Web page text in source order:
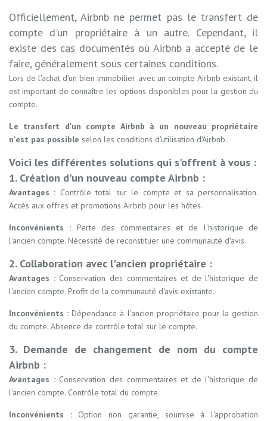
Officiellement, Airbnb ne permet pas le transfert de
compte d'un propriétaire à un autre. Cependant, il
existe des cas documentés où Airbnb a accepté de le
faire, généralement sous certaines conditions.
Lors de l'achat d'un bien immobilier avec un compte Airbnb existant, il
est important de connaître les options disponibles pour la gestion du
compte.
Le transfert d'un compte Airbnb à un nouveau propriétaire
n'est pas possible selon les conditions d'utilisation d'Airbnb.
Voici les différentes solutions qui s'offrent à vous :
1. Création d'un nouveau compte Airbnb :
Avantages : Contrôle total sur le compte et sa personnalisation.
Accès aux offres et promotions Airbnb pour les hôtes.
Inconvénients : Perte des commentaires et de l'historique de
l'ancien compte. Nécessité de reconstituer une communauté d'avis.
2. Collaboration avec l'ancien propriétaire :
Avantages : Conservation des commentaires et de l'historique de
l'ancien compte. Profit de la communauté d'avis existante.
Inconvénients :Dépendance à l'ancien propriétaire pour la gestion
du compte. Absence de contrôle total sur le compte.
3. Demande de changement de nom du compte
Airbnb :
Avantages : Conservation des commentaires et de l'historique de
l'ancien compte. Contrôle total du compte.
Inconvénients : Option non garantie, soumise à l'approbation